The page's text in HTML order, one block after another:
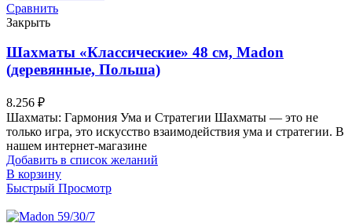
Сравнить
Закрыть
Шахматы «Классические» 48 см, Madon
(деревянные, Польша)
8.256 ₽
Шахматы: Гармония Ума и Стратегии Шахматы — это не
только игра, это искусство взаимодействия ума и стратегии. В
нашем интернет-магазине
Добавить в список желаний
В корзину
Быстрый Просмотр